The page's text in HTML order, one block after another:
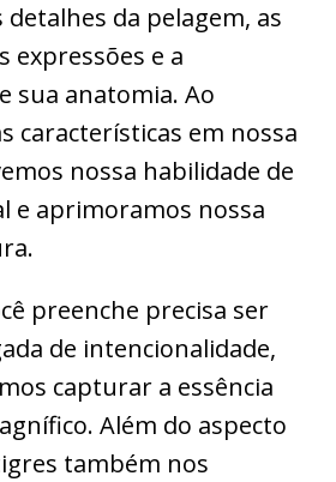
da pelagem, as
expressões e a
sua anatomia. Ao
características em nossa
nossa habilidade de
e aprimoramos nossa
preenche precisa ser
de intencionalidade,
capturar a essência
Além do aspecto
também nos